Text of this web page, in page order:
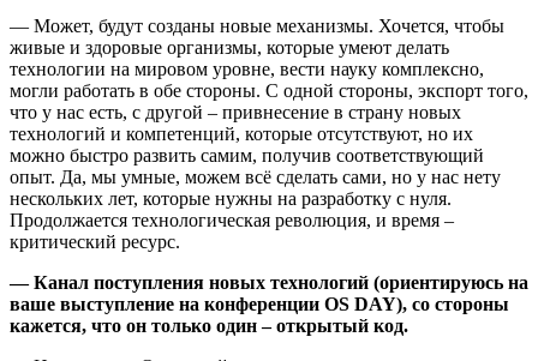
— Может, будут созданы новые механизмы. Хочется, чтобы
живые и здоровые организмы, которые умеют делать
технологии на мировом уровне, вести науку комплексно,
могли работать в обе стороны. С одной стороны, экспорт того,
что у нас есть, с другой – привнесение в страну новых
технологий и компетенций, которые отсутствуют, но их
можно быстро развить самим, получив соответствующий
опыт. Да, мы умные, можем всё сделать сами, но у нас нету
нескольких лет, которые нужны на разработку с нуля.
Продолжается технологическая революция, и время –
критический ресурс.
— Канал поступления новых технологий (ориентируюсь на
ваше выступление на конференции OS DAY), со стороны
кажется, что он только один – открытый код.